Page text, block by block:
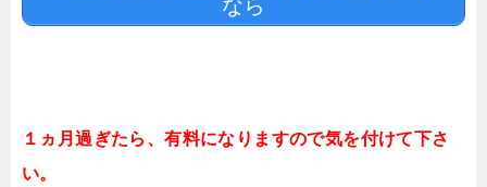
なら
１ヵ月過ぎたら、有料になりますので気を付けて下さ
い。